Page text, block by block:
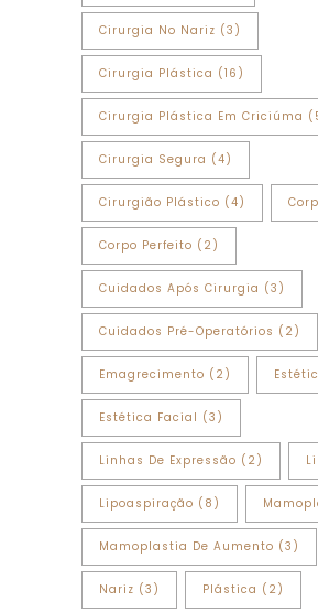
Cirurgia No Nariz (3)
Cirurgia Plástica (16)
Cirurgia Plástica Em Criciúma
Cirurgia Segura (4)
Cirurgião Plástico (4)
Corpo Perfeito (2)
Cuidados Após Cirurgia (3)
Cuidados Pré-Operatórios (2)
Emagrecimento (2)
Estética Facial (3)
Linhas De Expressão (2)
Lipoaspiração (8)
Mamoplastia De Aumento (3)
Nariz (3) Plástica (2)